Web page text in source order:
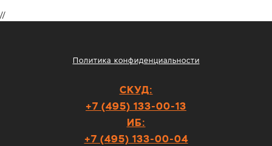
Политика конфиденциальности
СКУД:
+7 (495) 133-00-13
ИБ:
+7 (495) 133-00-04
//